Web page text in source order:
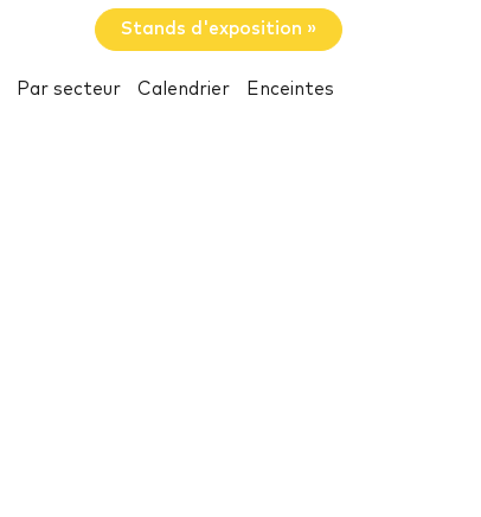
Stands d'exposition »
Par secteur Calendrier Enceintes